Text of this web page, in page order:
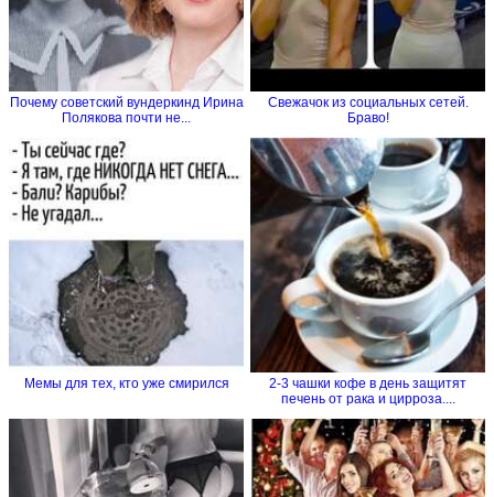
Почему советский вундеркинд Ирина
Полякова почти не...
Свежачок из социальных сетей.
Браво!
Мемы для тех, кто уже смирился
2-3 чашки кофе в день защитят
печень от рака и цирроза....